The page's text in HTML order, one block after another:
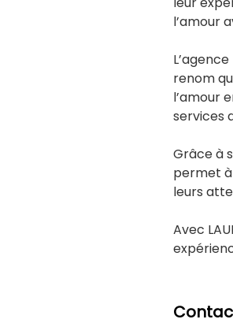
l’amour
renom
l’amour
services
Grâce à
permet
leurs
Avec